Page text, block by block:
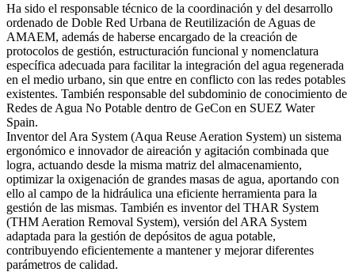
Ha sido el responsable técnico de la coordinación y del desarrollo
ordenado de Doble Red Urbana de Reutilización de Aguas de
AMAEM, además de haberse encargado de la creación de
protocolos de gestión, estructuración funcional y nomenclatura
específica adecuada para facilitar la integración del agua regenerada
en el medio urbano, sin que entre en conflicto con las redes potables
existentes. También responsable del subdominio de conocimiento de
Redes de Agua No Potable dentro de GeCon en SUEZ Water
Spain.
Inventor del Ara System (Aqua Reuse Aeration System) un sistema
ergonómico e innovador de aireación y agitación combinada que
logra, actuando desde la misma matriz del almacenamiento,
optimizar la oxigenación de grandes masas de agua, aportando con
ello al campo de la hidráulica una eficiente herramienta para la
gestión de las mismas. También es inventor del THAR System
(THM Aeration Removal System), versión del ARA System
adaptada para la gestión de depósitos de agua potable,
contribuyendo eficientemente a mantener y mejorar diferentes
parámetros de calidad.